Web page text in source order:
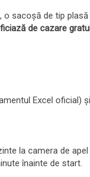
sacoșă de tip
de cazare
Excel oficial)
la camera de
înainte de start.